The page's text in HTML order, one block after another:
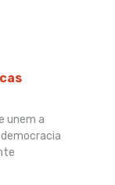
unem a